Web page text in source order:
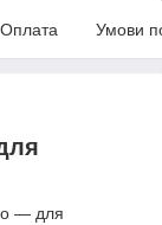
Оплата Умови
— для